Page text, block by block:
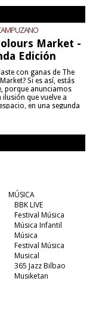
Market -
Edición
con ganas de The
Si es así, estás
porque anunciamos
ilusión que vuelve a
en una segunda
MÚSICA
BBK LIVE
Festival Música
Música Infantil
Música
Festival Música
Musical
365 Jazz Bilbao
Musiketan